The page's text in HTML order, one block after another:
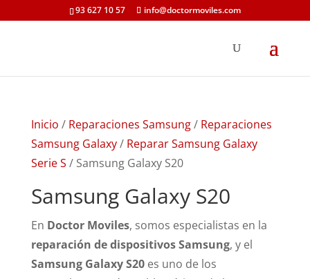
93 627 10 57 info@doctormoviles.com
Inicio / Reparaciones Samsung/ Reparaciones
Samsung Galaxy/ Reparar Samsung Galaxy
Serie S / Samsung Galaxy S20
Samsung Galaxy S20
En Doctor Moviles, somos especialistas en la
reparación de dispositivos Samsung, y el
Samsung Galaxy S20es uno de los